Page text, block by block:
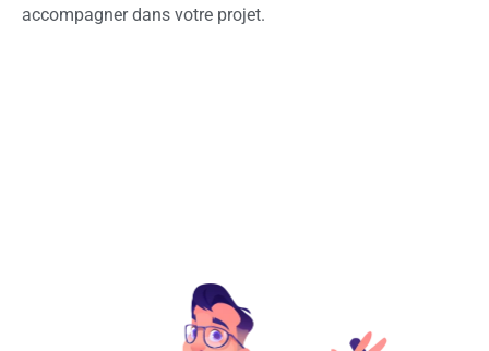
accompagner dans votre projet.